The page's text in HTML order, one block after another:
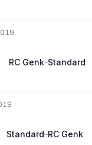
RC Genk–Standard
Standard–RC Genk